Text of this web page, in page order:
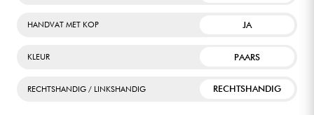
HANDVAT MET KOP JA
KLEUR PAARS
RECHTSHANDIG / LINKSHANDIG RECHTSHANDIG